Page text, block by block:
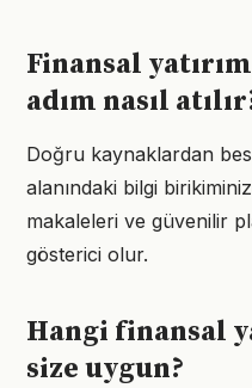
Finansal
adım nasıl
Doğru kaynaklardan
alanındaki bilgi
makaleleri ve güvenilir
gösterici olur.
Hangi finansal
size uygun?